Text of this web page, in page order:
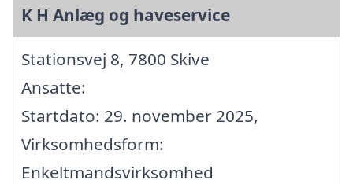
K H Anlæg og haveservice
Stationsvej 8, 7800 Skive
Ansatte:
Startdato: 29. november 2025,
Virksomhedsform:
Enkeltmandsvirksomhed